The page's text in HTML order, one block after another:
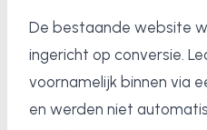
De bestaande website
ingericht op conversie.
voornamelijk binnen via
en werden niet